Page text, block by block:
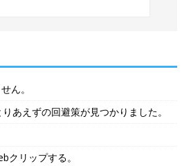
ん。
あえずの回避策が見つかりました。
クリップする。